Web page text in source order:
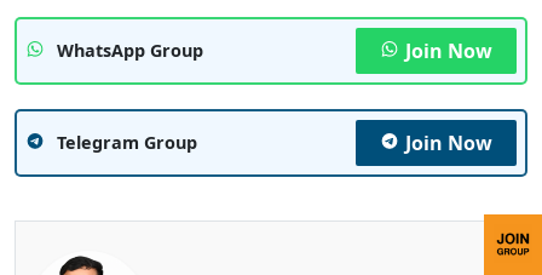
WhatsApp Group Join Now
Telegram Group Join Now